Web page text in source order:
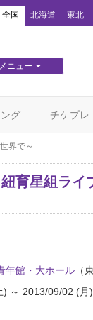
全国 北海道 東北
ニュー
グ チケプレ
界で～
育星組ライ
年館・大ホール （
) ～ 2013/09/02 (月)